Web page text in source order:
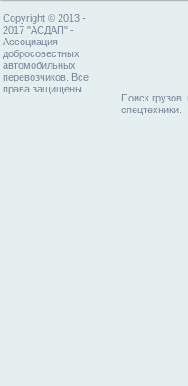
Copyright © 2013 -
2017 "АСДАП" -
Ассоциация
добросовестных
автомобильных
перевозчиков. Все
права защищены.
Поиск грузов,
спецтехники.